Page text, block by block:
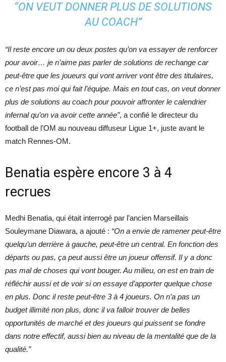
“ON VEUT DONNER PLUS DE SOLUTIONS
AU COACH”
“Il reste encore un ou deux postes qu’on va essayer de renforcer
pour avoir… je n’aime pas parler de solutions de rechange car
peut-être que les joueurs qui vont arriver vont être des titulaires,
ce n’est pas moi qui fait l’équipe. Mais en tout cas, on veut donner
plus de solutions au coach pour pouvoir affronter le calendrier
infernal qu’on va avoir cette année”, a confié le directeur du
football de l’OM au nouveau diffuseur Ligue 1+, juste avant le
match Rennes-OM.
Benatia espère encore 3 à 4
recrues
Medhi Benatia, qui était interrogé par l’ancien Marseillais
Souleymane Diawara, a ajouté : “On a envie de ramener peut-être
quelqu’un derrière à gauche, peut-être un central. En fonction des
départs ou pas, ça peut aussi être un joueur offensif. Il y a donc
pas mal de choses qui vont bouger. Au milieu, on est en train de
réfléchir aussi et de voir si on essaye d’apporter quelque chose
en plus. Donc il reste peut-être 3 à 4 joueurs. On n’a pas un
budget illimité non plus, donc il va falloir trouver de belles
opportunités de marché et des joueurs qui puissent se fondre
dans notre effectif, aussi bien au niveau de la mentalité que de la
qualité.”